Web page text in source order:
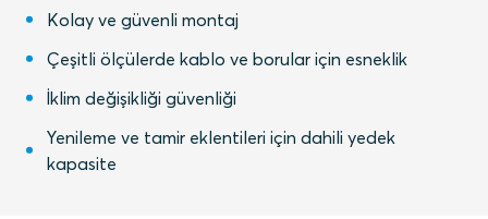
Kolay ve güvenli montaj
Çeşitli ölçülerde kablo ve borular için esneklik
İklim değişikliği güvenliği
Yenileme ve tamir eklentileri için dahili yedek
kapasite